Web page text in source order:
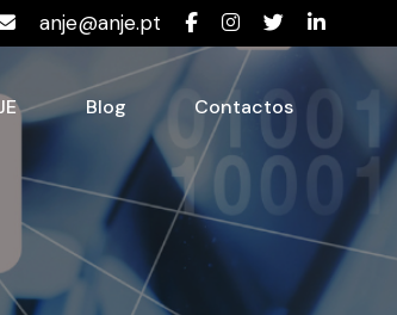
anje@anje.pt
Blog Contactos